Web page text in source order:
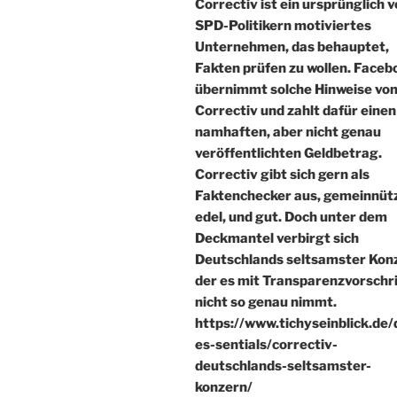
Correctiv ist ein ursprünglich
SPD-Politikern motiviertes
Unternehmen, das behauptet,
Fakten prüfen zu wollen.
übernimmt solche Hinweise von
Correctiv und zahlt dafür einen
namhaften, aber nicht genau
veröffentlichten Geldbetrag.
Correctiv gibt sich gern als
Faktenchecker aus,
edel, und gut. Doch unter dem
Deckmantel verbirgt sich
Deutschlands seltsamster
der es mit
nicht so genau nimmt.
https://www.tichyseinblick.de/
es-sentials/correctiv-
deutschlands-seltsamster-
konzern/